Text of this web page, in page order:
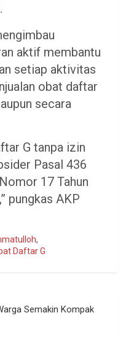
aktif membantu
setiap aktivitas
obat daftar
secara
G tanpa izin
Pasal 436
17 Tahun
pungkas AKP
,
Daftar G
Semakin Kompak